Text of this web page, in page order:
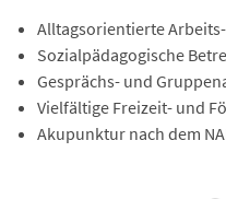
Alltagsorientierte
Sozialpädagogische
Gesprächs- und
Vielfältige Freizeit- und
Akupunktur nach dem